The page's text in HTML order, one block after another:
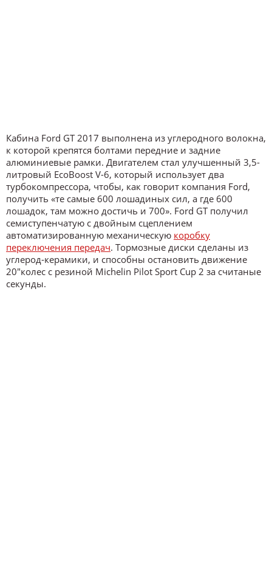
Кабина Ford GT 2017 выполнена из углеродного волокна,
к которой крепятся болтами передние и задние
алюминиевые рамки. Двигателем стал улучшенный 3,5-
литровый EcoBoost V-6, который использует два
турбокомпрессора, чтобы, как говорит компания Ford,
получить «те самые 600 лошадиных сил, а где 600
лошадок, там можно достичь и 700». Ford GT получил
семиступенчатую с двойным сцеплением
автоматизированную механическую коробку
переключения передач. Тормозные диски сделаны из
углерод-керамики, и способны остановить движение
20″колес с резиной Michelin Pilot Sport Cup 2 за считаные
секунды.